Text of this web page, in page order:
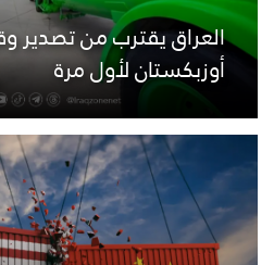
العراق يقترب من تصدير
أوزبكستان لأول مرة